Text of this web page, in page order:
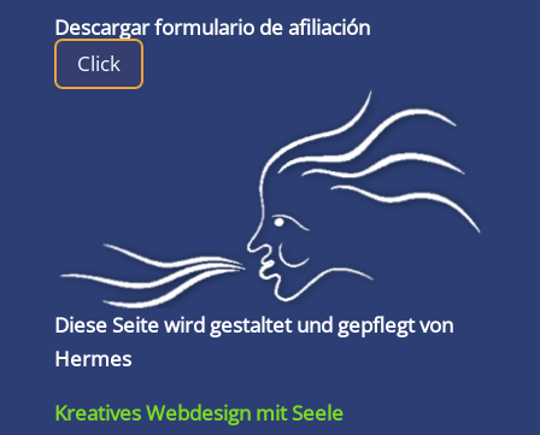
Descargar formulario de afiliación
Click
Diese Seite wird gestaltet und gepflegt von
Hermes
Kreatives Webdesign mit Seele